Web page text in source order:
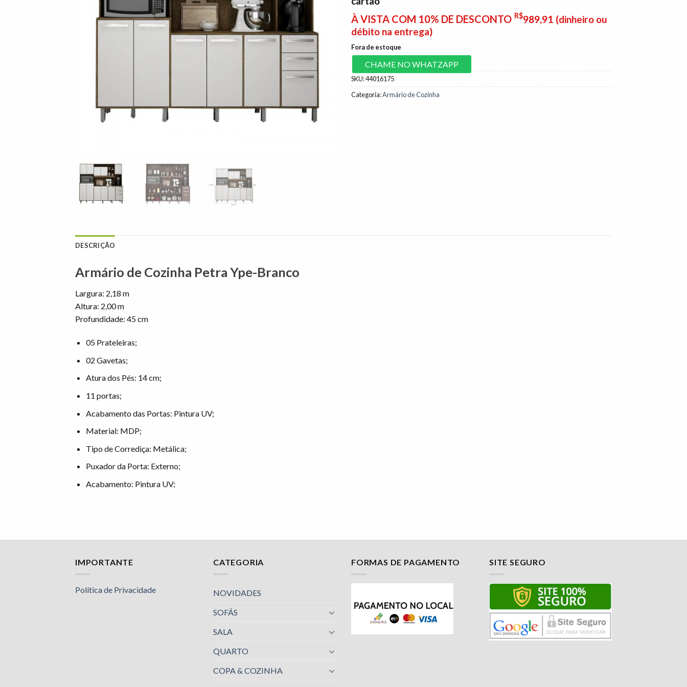
À VISTA COM 10% DE DESCONTO R$989,91 (dinheiro ou
débito na entrega)
Fora de estoque
CHAME NO WHATZAPP
SKU:44016175
Categoria:Armário de Cozinha
DESCRIÇÃO
Armário de Cozinha Petra Ype-Branco
Largura: 2,18 m
Altura: 2,00 m
Profundidade: 45 cm
05 Prateleiras;
02 Gavetas;
Atura dos Pés: 14 cm;
11 portas;
Acabamento das Portas: Pintura UV;
Material: MDP;
Tipo de Corrediça: Metálica;
Puxador da Porta: Externo;
Acabamento: Pintura UV;
IMPORTANTE
Política de Privacidade
CATEGORIA
NOVIDADES
SOFÁS
SALA
QUARTO
COPA & COZINHA
FORMAS DE PAGAMENTO SITE SEGURO